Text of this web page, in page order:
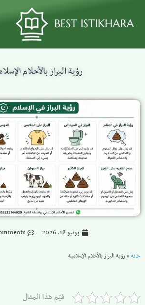
رؤية البراز بالأحلام
يونيو 18, 2026
خانه »رؤية البراز بالأحلام الإسلامية
قيّم هذا المقال